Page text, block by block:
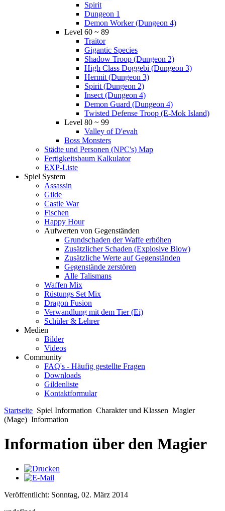
Spirit
Dungeon 1
Demon Worker (Dungeon 4)
Level 60 ~ 89
Traitor
Gigantic Species
Shadow Troop (Dungeon 2)
High Class Doggebi (Dungeon 3)
Hermit (Dungeon 3)
Spirit (Dungeon 2)
Insect (Dungeon 4)
Demon Guard (Dungeon 4)
Twisted Defense Troop (E-Mok Island)
Level 80 ~ 99
Valley of D'evah
Boss Monsters
Städte und Personen (NPC's) Map
Fertigkeitsbaum Kalkulator
EXP-Liste
Spiel System
Assassin
Gilde
Castle War
Fischen
Happy Hour
Aufwerten von Gegenständen
Grundschaden der Waffe erhöhen
Zusätzlicher Schaden (Explosive Blow)
Zusätzliche Werte auf Gegenständen
Gegenstände zerstören
Alle Talismans
Waffen Mix
Rüstungs Set Mix
Dragon Fusion
Verwandlung mit dem Tier (Ei)
Schüler & Lehrer
Medien
Bilder
Videos
Community
FAQ's - Häufig gestellte Fragen
Downloads
Gildenliste
Kontaktformular
Startseite Spiel Information Charakter und Klassen Magier
(Mage) Information
Information über den Magier
Veröffentlicht: Sonntag, 02. März 2014